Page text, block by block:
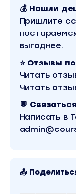
💰 Нашли
Пришлите
выгоднее.
⭐ Отзывы
Читать
Читать
💬
Написать в
📤